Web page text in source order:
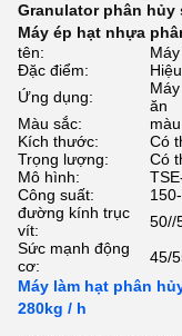
Granulator phân hủy
Máy ép hạt nhựa
tên:
Đặc điểm:
Ứng dụng:
ăn
Màu sắc:
Kích thước:
Có
Trọng lượng:
Có
Mô hình:
Công suất:
đường kính trục
vít:
50//
Sức mạnh động
cơ:
45/
Máy làm hạt phân
280kg / h